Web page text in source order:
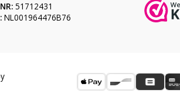
51712431
NL001964476B76